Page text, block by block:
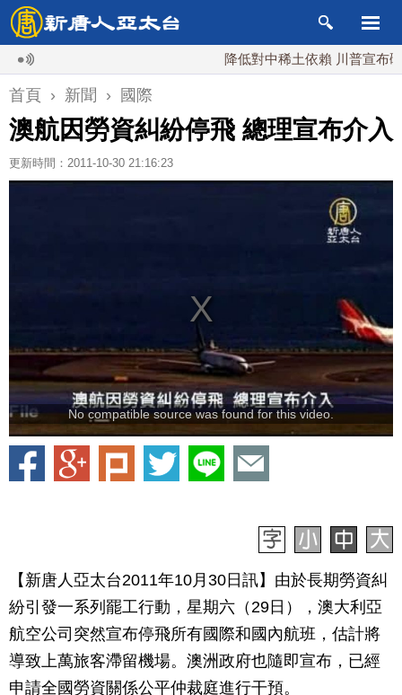
降低對中稀土依賴 川普宣布礦業投
首頁 › 新聞 › 國際
澳航因勞資糾紛停飛 總理宣布介入
更新時間：2011-10-30 21:16:23
No compatible source was found for this video.
【新唐人亞太台2011年10月30日訊】由於長期勞資糾
紛引發一系列罷工行動，星期六（29日），澳大利亞
航空公司突然宣布停飛所有國際和國內航班，估計將
導致上萬旅客滯留機場。澳洲政府也隨即宣布，已經
申請全國勞資關係公平仲裁庭進行干預。